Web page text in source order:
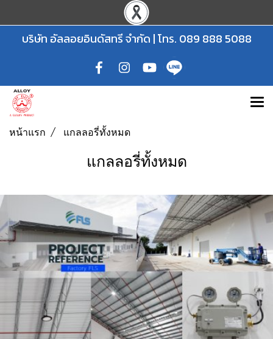
บริษัท อัลลอยอินดัสทรี จำกัด | โทร. 089 888 5088
หน้าแรก แกลลอรี่ทั้งหมด
แกลลอรี่ทั้งหมด